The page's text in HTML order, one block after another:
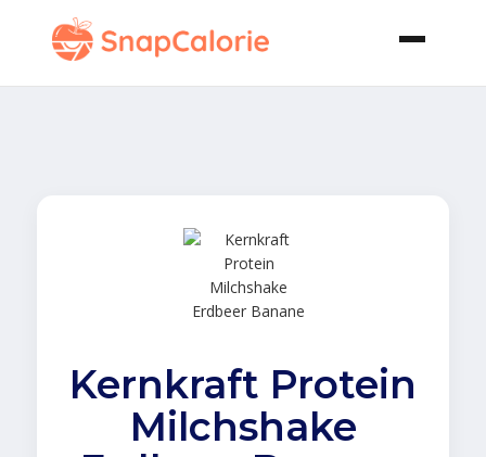
Kernkraft Protein
Milchshake